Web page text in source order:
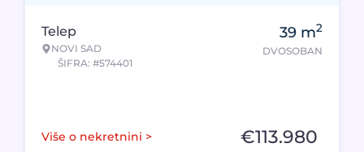
Telep
NOVI SAD
ŠIFRA: #574401
39 m2
DVOSOBAN
Više o nekretnini > €113.980